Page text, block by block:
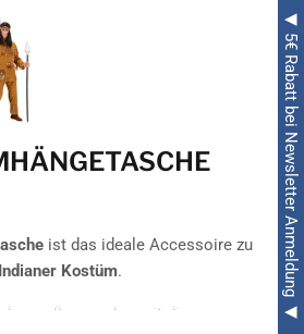
◀ 5€ Rabatt bei Newsletter Anmeldung ◀
ist das ideale Accessoire zu
Indianer Kostüm.
runden mit dieser